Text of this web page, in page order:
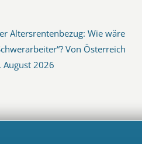
Altersrentenbezug: Wie wäre
Von Österreich
August 2026